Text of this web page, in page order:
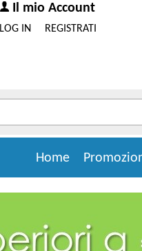
Il mio Account
REGISTRATI
LOG IN
Home